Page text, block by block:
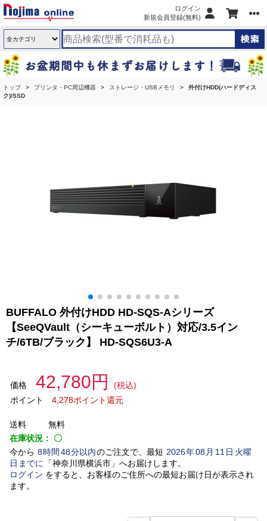
ログイン
新規会員登録(無料)
トップ プリンタ・PC周辺機器 ストレージ・USBメモリ
外付けHDD(ハードディス
ク)/SSD
BUFFALO 外付けHDD HD-SQS-Aシリーズ
【SeeQVault（シーキューボルト）対応/3.5イン
チ/6TB/ブラック】 HD-SQS6U3-A
価格 42,780円
(税込)
ポイント
4,278ポイント還元
送料
無料
在庫状況： 〇
今から 8時間 48分以内のご注文で、最短 2026年08 月 11 日火曜
日 までに 「神奈川県横浜市」 へお届けします。
ログイン をすると、お客様のご住所への最短お届け日が表示され
ます。